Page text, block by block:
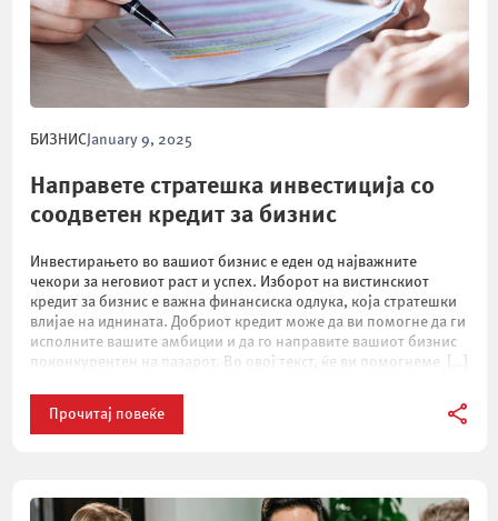
БИЗНИС January 9, 2025
Направете стратешка инвестиција со
соодветен кредит за бизнис
Инвестирањето во вашиот бизнис е еден од најважните
чекори за неговиот раст и успех. Изборот на вистинскиот
кредит за бизнис е важна финансиска одлука, која стратешки
влијае на иднината. Добриот кредит може да ви помогне да ги
исполните вашите амбиции и да го направите вашиот бизнис
поконкурентен на пазарот. Во овој текст, ќе ви помогнеме […]
Прочитај повеќе